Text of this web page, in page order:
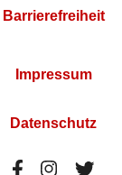
Barrierefreiheit
Impressum
Datenschutz